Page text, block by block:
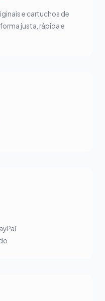
e cartuchos de
justa, rápida e